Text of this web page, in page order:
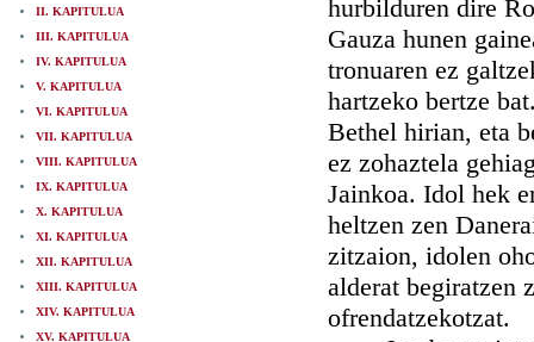
II. KAPITULUA
III. KAPITULUA
IV. KAPITULUA
V. KAPITULUA
VI. KAPITULUA
VII. KAPITULUA
VIII. KAPITULUA
IX. KAPITULUA
X. KAPITULUA
XI. KAPITULUA
XII. KAPITULUA
XIII. KAPITULUA
XIV. KAPITULUA
XV. KAPITULUA
hurbilduren dire
Gauza hunen
tronuaren ez
hartzeko bertze
Bethel hirian, eta
ez zohaztela
Jainkoa. Idol hek
heltzen zen
zitzaion, idolen
alderat begiratzen
ofrendatzekotzat.